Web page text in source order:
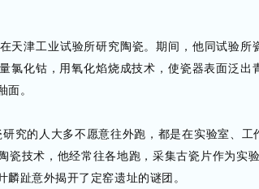
天津工业试验所研究陶瓷。期间，他同试验所
氯化钴，用氧化焰烧成技术，使瓷器表面泛出
面。
究的人大多不愿意往外跑，都是在实验室、工
瓷技术，他经常往各地跑，采集古瓷片作为实
麟趾意外揭开了定窑遗址的谜团。